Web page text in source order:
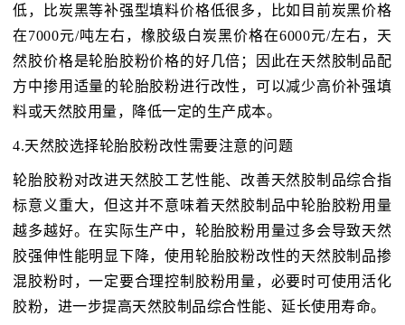
低，比炭黑等补强型填料价格低很多，比如目前炭黑价格
在7000元/吨左右，橡胶级白炭黑价格在6000元/左右，天
然胶价格是轮胎胶粉价格的好几倍；因此在天然胶制品配
方中掺用适量的轮胎胶粉进行改性，可以减少高价补强填
料或天然胶用量，降低一定的生产成本。
4.天然胶选择轮胎胶粉改性需要注意的问题
轮胎胶粉对改进天然胶工艺性能、改善天然胶制品综合指
标意义重大，但这并不意味着天然胶制品中轮胎胶粉用量
越多越好。在实际生产中，轮胎胶粉用量过多会导致天然
胶强伸性能明显下降，使用轮胎胶粉改性的天然胶制品掺
混胶粉时，一定要合理控制胶粉用量，必要时可使用活化
胶粉，进一步提高天然胶制品综合性能、延长使用寿命。